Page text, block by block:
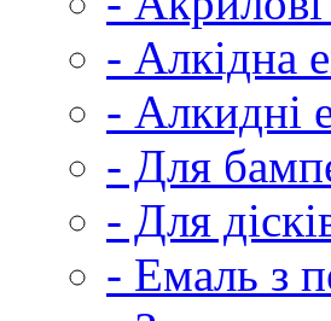
- Алкідна
- Алкидні
- Для
- Для
- Емаль з